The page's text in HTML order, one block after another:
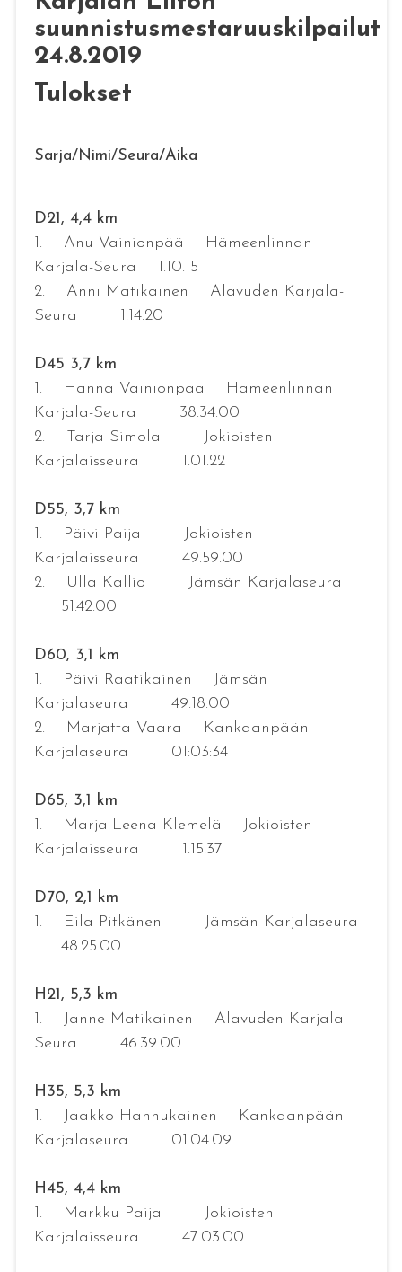
suunnistusmestaruuskilpailut
24.8.2019
Tulokset
Sarja/Nimi/Seura/Aika
D21, 4,4 km
1. Anu Vainionpää Hämeenlinnan
Karjala-Seura 1.10.15
2. Anni Matikainen Alavuden Karjala-
Seura 1.14.20
D45 3,7 km
1. Hanna Vainionpää Hämeenlinnan
Karjala-Seura 38.34.00
2. Tarja Simola Jokioisten
Karjalaisseura 1.01.22
D55, 3,7 km
1. Päivi Paija Jokioisten
Karjalaisseura 49.59.00
2. Ulla Kallio Jämsän Karjalaseura
51.42.00
D60, 3,1 km
1. Päivi Raatikainen Jämsän
Karjalaseura 49.18.00
2. Marjatta Vaara Kankaanpään
Karjalaseura 01:03:34
D65, 3,1 km
1. Marja-Leena Klemelä Jokioisten
Karjalaisseura 1.15.37
D70, 2,1 km
1. Eila Pitkänen Jämsän Karjalaseura
48.25.00
H21, 5,3 km
1. Janne Matikainen Alavuden Karjala-
Seura 46.39.00
H35, 5,3 km
1. Jaakko Hannukainen Kankaanpään
Karjalaseura 01.04.09
H45, 4,4 km
1. Markku Paija Jokioisten
Karjalaisseura 47.03.00